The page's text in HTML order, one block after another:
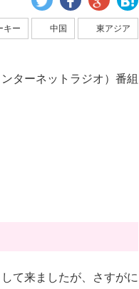
キー 中国 東アジア
ターネットラジオ）番組
て来ましたが、さすがに